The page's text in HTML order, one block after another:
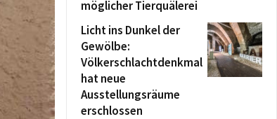
möglicher Tierquälerei
Licht ins Dunkel der
Gewölbe:
Völkerschlachtdenkmal
hat neue
Ausstellungsräume
erschlossen